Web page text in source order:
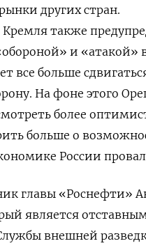
других стран.
Кремля также
и «атакой»
все больше
На фоне этого
более
больше о
России
главы «Роснефти»
является
внешней